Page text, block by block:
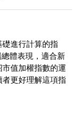
進行計算的指
體表現，適合新
值加權指數的運
更好理解這項指